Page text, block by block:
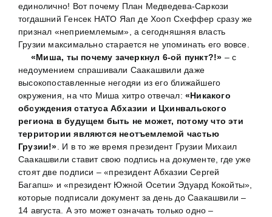
единолично! Вот почему План Медведева-Саркози
тогдашний Генсек НАТО Яап де Хооп Схеффер сразу же
признал «неприемлемым», а сегодняшняя власть
Грузии максимально старается не упоминать его вовсе.
«Миша, ты почему зачеркнул 6-ой пункт?!» – с
недоумением спрашивали Саакашвили даже
высокопоставленные негодяи из его ближайшего
окружения, на что Миша хитро отвечал: «Никакого
обсуждения статуса Абхазии и Цхинвальского
региона в будущем быть не может, потому что эти
территории являются неотъемлемой частью
Грузии!» . И в то же время президент Грузии Михаил
Саакашвили ставит свою подпись на документе, где уже
стоят две подписи – «президент Абхазии Сергей
Багапш» и «президент Южной Осетии Эдуард Кокойты»,
которые подписали документ за день до Саакашвили –
14 августа. А это может означать только одно –